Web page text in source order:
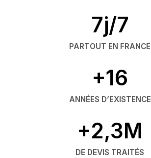
7j/7
PARTOUT EN FRANCE
+16
ANNÉES D’EXISTENCE
+2,3M
DE DEVIS TRAITÉS